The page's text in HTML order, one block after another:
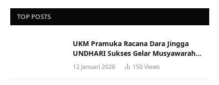
TOP POSTS
UKM Pramuka Racana Dara Jingga
UNDHARI Sukses Gelar Musyawarah
Racana
12 Januari 2026 150Views